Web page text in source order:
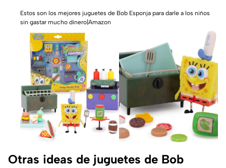
Estos son los mejores juguetes de Bob Esponja para darle a los niños
sin gastar mucho dinero|Amazon
Otras ideas de juguetes de Bob